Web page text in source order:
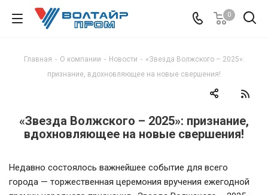
0
Главная - О компании - Новости - «Звезда Волжского – 2025»:
признание, вдохновляющее на новые свершения!
«Звезда Волжского – 2025»: признание,
вдохновляющее на новые свершения!
Недавно состоялось важнейшее событие для всего
города — торжественная церемония вручения ежегодной